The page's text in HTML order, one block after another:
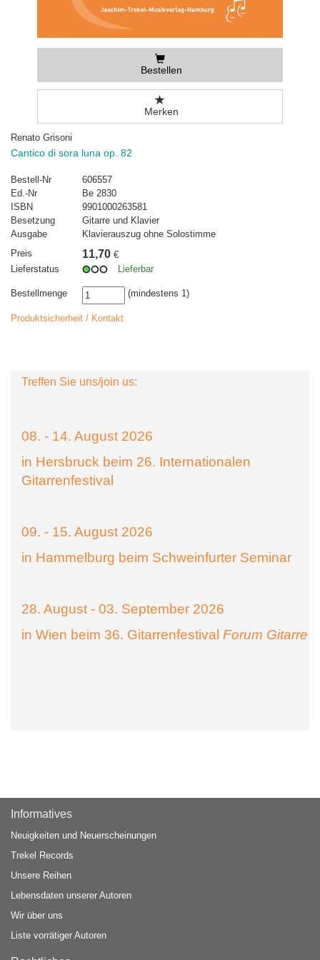
Bestellen
Merken
Renato Grisoni
Cantico di sora luna op. 82
Bestell-Nr
606557
Ed.-Nr
Be 2830
ISBN
9901000263581
Besetzung
Gitarre und Klavier
Ausgabe
Klavierauszug ohne Solostimme
Preis
11,70 €
Lieferstatus
Lieferbar
Bestellmenge (mindestens 1)
Produktsicherheit / Kontakt
Treffen Sie uns/join us:
08. - 14. August 2026
in Hersbruck beim 26. Internationalen
Gitarrenfestival
09. - 15. August 2026
in Hammelburg beim Schweinfurter Seminar
28. August - 03. September 2026
in Wien beim 36. Gitarrenfestival Forum Gitarre
Informatives
Neuigkeiten und Neuerscheinungen
Trekel Records
Unsere Reihen
Lebensdaten unserer Autoren
Wir über uns
Liste vorrätiger Autoren